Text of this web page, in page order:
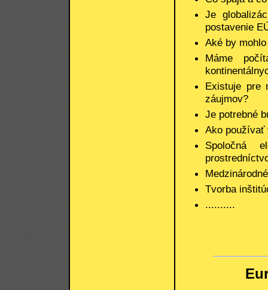
Je
postavenie
Aké by
Máme
Existuje pre
záujmov?
Je potrebné
Ako používať
Spoločná
Tvorba
..........